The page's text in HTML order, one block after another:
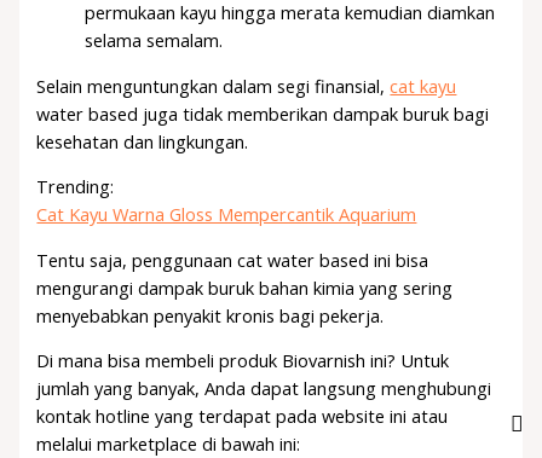
permukaan kayu hingga merata kemudian diamkan
selama semalam.
Selain menguntungkan dalam segi finansial,cat kayu
water based juga tidak memberikan dampak buruk bagi
kesehatan dan lingkungan.
Trending:
Cat Kayu Warna Gloss Mempercantik Aquarium
Tentu saja, penggunaan cat water based ini bisa
mengurangi dampak buruk bahan kimia yang sering
menyebabkan penyakit kronis bagi pekerja.
Di mana bisa membeli produk Biovarnish ini? Untuk
jumlah yang banyak, Anda dapat langsung menghubungi
kontak hotline yang terdapat pada website ini atau
melalui marketplace di bawah ini: